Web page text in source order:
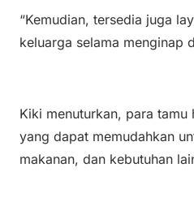
“Kemudian, tersedia juga
keluarga selama menginap
Kiki menuturkan, para
yang dapat memudahkan
makanan, dan kebutuhan